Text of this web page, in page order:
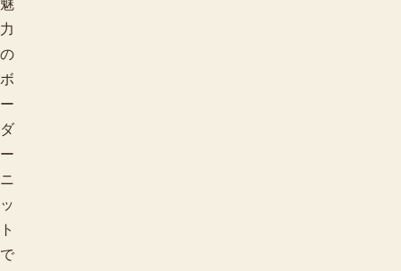
魅
力
の
ボ
ー
ダ
ー
ニ
ッ
ト
で